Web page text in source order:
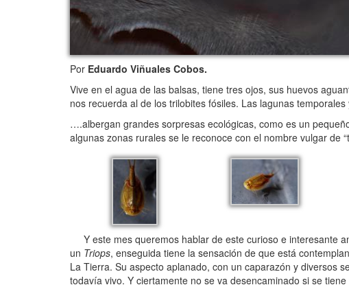
Por Eduardo Viñuales Cobos.
Vive en el agua de las balsas, tiene tres ojos, sus huevos
nos recuerda al de los trilobites fósiles. Las lagunas
….albergan grandes sorpresas ecológicas, como es un
algunas zonas rurales se le reconoce con el nombre vulgar de
Y este mes queremos hablar de este curioso e interesante
un Triops, enseguida tiene la sensación de que está
La Tierra. Su aspecto aplanado, con un caparazón y diversos
todavía vivo. Y ciertamente no se va desencaminado si se